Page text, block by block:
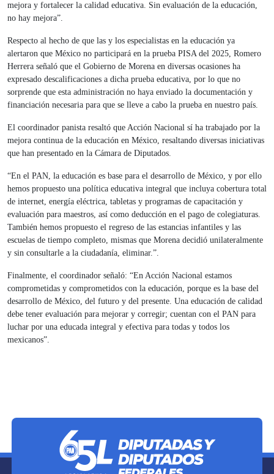
mejora y fortalecer la calidad educativa. Sin evaluación de la educación,
no hay mejora”.
Respecto al hecho de que las y los especialistas en la educación ya
alertaron que México no participará en la prueba PISA del 2025, Romero
Herrera señaló que el Gobierno de Morena en diversas ocasiones ha
expresado descalificaciones a dicha prueba educativa, por lo que no
sorprende que esta administración no haya enviado la documentación y
financiación necesaria para que se lleve a cabo la prueba en nuestro país.
El coordinador panista resaltó que Acción Nacional sí ha trabajado por la
mejora continua de la educación en México, resaltando diversas iniciativas
que han presentado en la Cámara de Diputados.
“En el PAN, la educación es base para el desarrollo de México, y por ello
hemos propuesto una política educativa integral que incluya cobertura total
de internet, energía eléctrica, tabletas y programas de capacitación y
evaluación para maestros, así como deducción en el pago de colegiaturas.
También hemos propuesto el regreso de las estancias infantiles y las
escuelas de tiempo completo, mismas que Morena decidió unilateralmente
y sin consultarle a la ciudadanía, eliminar.”.
Finalmente, el coordinador señaló: “En Acción Nacional estamos
comprometidas y comprometidos con la educación, porque es la base del
desarrollo de México, del futuro y del presente. Una educación de calidad
debe tener evaluación para mejorar y corregir; cuentan con el PAN para
luchar por una educada integral y efectiva para todas y todos los
mexicanos”.